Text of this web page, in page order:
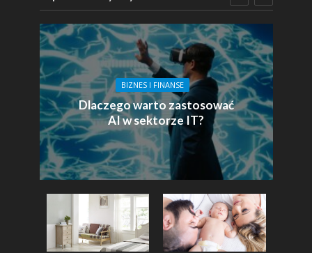
BIZNES I FINANSE
Dlaczego warto zastosować
AI w sektorze IT?